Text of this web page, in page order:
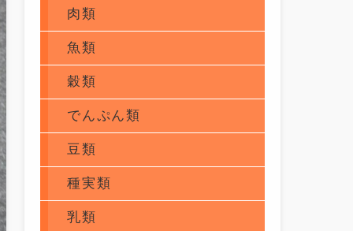
肉類
魚類
穀類
でんぷん類
豆類
種実類
乳類